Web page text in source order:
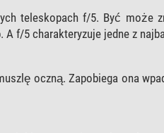
teleskopach f/5. Być może
f/5 charakteryzuje jedne z
oczną. Zapobiega ona